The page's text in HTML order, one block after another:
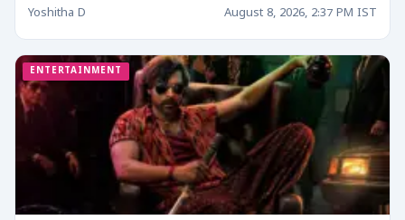
Yoshitha D August 8, 2026, 2:37 PM IST
ENTERTAINMENT